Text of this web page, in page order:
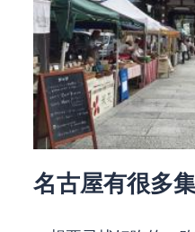
名古屋有很多